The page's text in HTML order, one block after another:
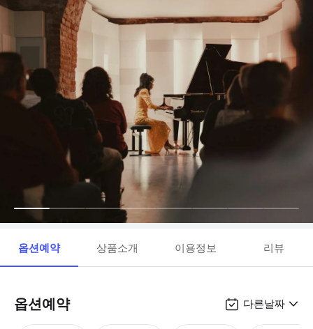
옵션예약 상품소개 이용정보 리뷰
옵션예약 다른날짜